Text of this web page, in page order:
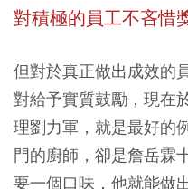
對積極的員工不吝惜
但對於真正做出成效的
對給予實質鼓勵，現在
理劉力軍，就是最好的
門的廚師，卻是詹岳霖
要一個口味，他就能做